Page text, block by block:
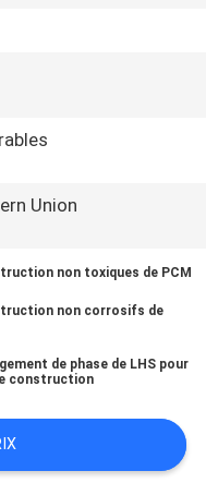
Union
non toxiques de PCM
non corrosifs de
de phase de LHS pour
construction